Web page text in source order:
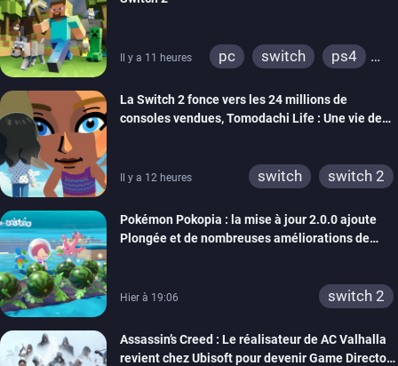
Il y a 11 heures pc switch
ps4
wiiu
3ds
ps3
xbox 360
switch 2
La Switch 2 fonce vers les 24 millions de
consoles vendues, Tomodachi Life : Une vie de
Il y a 12 heures switch switch 2
Pokémon Pokopia : la mise à jour 2.0.0 ajoute
Plongée et de nombreuses améliorations de
Hier à 19:06 switch 2
Assassin’s Creed : Le réalisateur de AC Valhalla
revient chez Ubisoft pour devenir Game Director